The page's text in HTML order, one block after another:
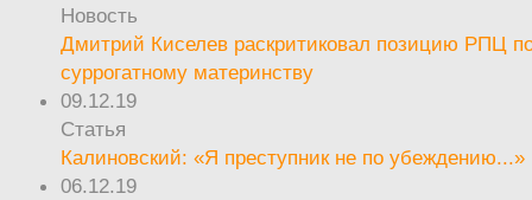
Новость
Дмитрий Киселев раскритиковал позицию РПЦ
суррогатному материнству
09.12.19
Статья
Калиновский: «Я преступник не по убеждению...»
06.12.19